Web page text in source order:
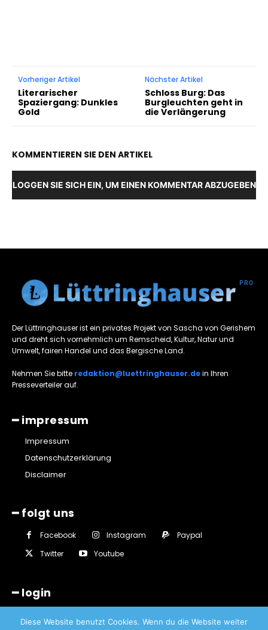
Vorheriger Artikel
Literarischer
Spaziergang: Dunkles
Gold
Nächster Artikel
Schloss Burg: Das
Burgleuchten geht in
die Verlängerung
KOMMENTIEREN SIE DEN ARTIKEL
LOGGEN SIE SICH EIN, UM EINEN KOMMENTAR ABZUGEBEN
Der Lüttringhauser ist ein privates Projekt von Sascha von Gerishem
und dreht sich vornehmlich um Remscheid, Kultur, Natur und
Umwelt, fairen Handel und das Bergische Land.
Nehmen Sie bitte redaktion@luettringhauser.dein Ihren
Presseverteiler auf.
━ impressum
Impressum
Datenschutzerklärung
Disclaimer
━ folgt uns
Facebook Instagram
Paypal
Twitter
Youtube
━ login
Diese Website benutzt Cookies. Wenn du die Website weiter